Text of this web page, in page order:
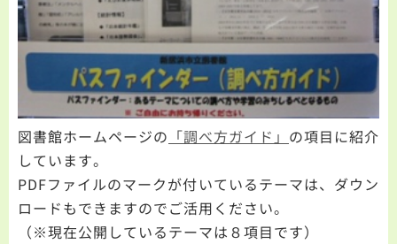
図書館ホームページの 「調べ方ガイド」 の項目に紹介
しています。
PDFファイルのマークが付いているテーマは、ダウン
ロードもできますのでご活用ください。
（※現在公開しているテーマは８項目です）